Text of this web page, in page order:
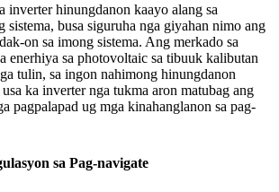
inverter hinungdanon kaayo alang sa
sistema, busa siguruha nga giyahan nimo ang
on sa imong sistema. Ang merkado sa
enerhiya sa photovoltaic sa tibuuk kalibutan
tulin, sa ingon nahimong hinungdanon
ka inverter nga tukma aron matubag ang
pagpalapad ug mga kinahanglanon sa pag-
sa Pag-navigate